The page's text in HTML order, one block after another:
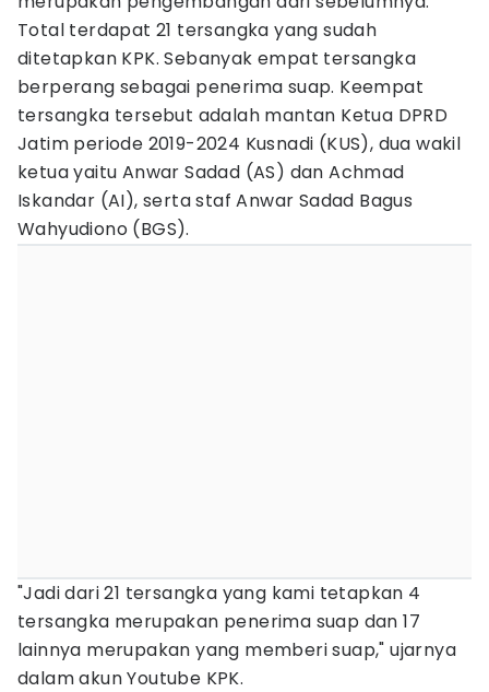
Total terdapat 21 tersangka yang sudah
ditetapkan KPK. Sebanyak empat tersangka
berperang sebagai penerima suap. Keempat
tersangka tersebut adalah mantan Ketua DPRD
Jatim periode 2019-2024 Kusnadi (KUS), dua wakil
ketua yaitu Anwar Sadad (AS) dan Achmad
Iskandar (AI), serta staf Anwar Sadad Bagus
Wahyudiono (BGS).
"Jadi dari 21 tersangka yang kami tetapkan 4
tersangka merupakan penerima suap dan 17
lainnya merupakan yang memberi suap," ujarnya
dalam akun Youtube KPK.